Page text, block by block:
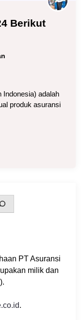
Berikut
Indonesia) adalah
produk asuransi
PT Asuransi
milik dan
.